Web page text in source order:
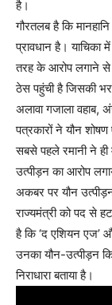
है।
गौरतलब है कि
प्रावधान है।
तरह के आरोप लगाने से
ठेस पहुंची है जिसकी
अलावा गजाला वहाब,
पत्रकारों ने यौन
सबसे पहले रमानी ने
उत्पीड़न का आरोप
अकबर पर यौन
राज्यमंत्री को पद से
है कि ‘द एशियन
उनका यौन-उत्पीड़न
निराधारा बताया है।